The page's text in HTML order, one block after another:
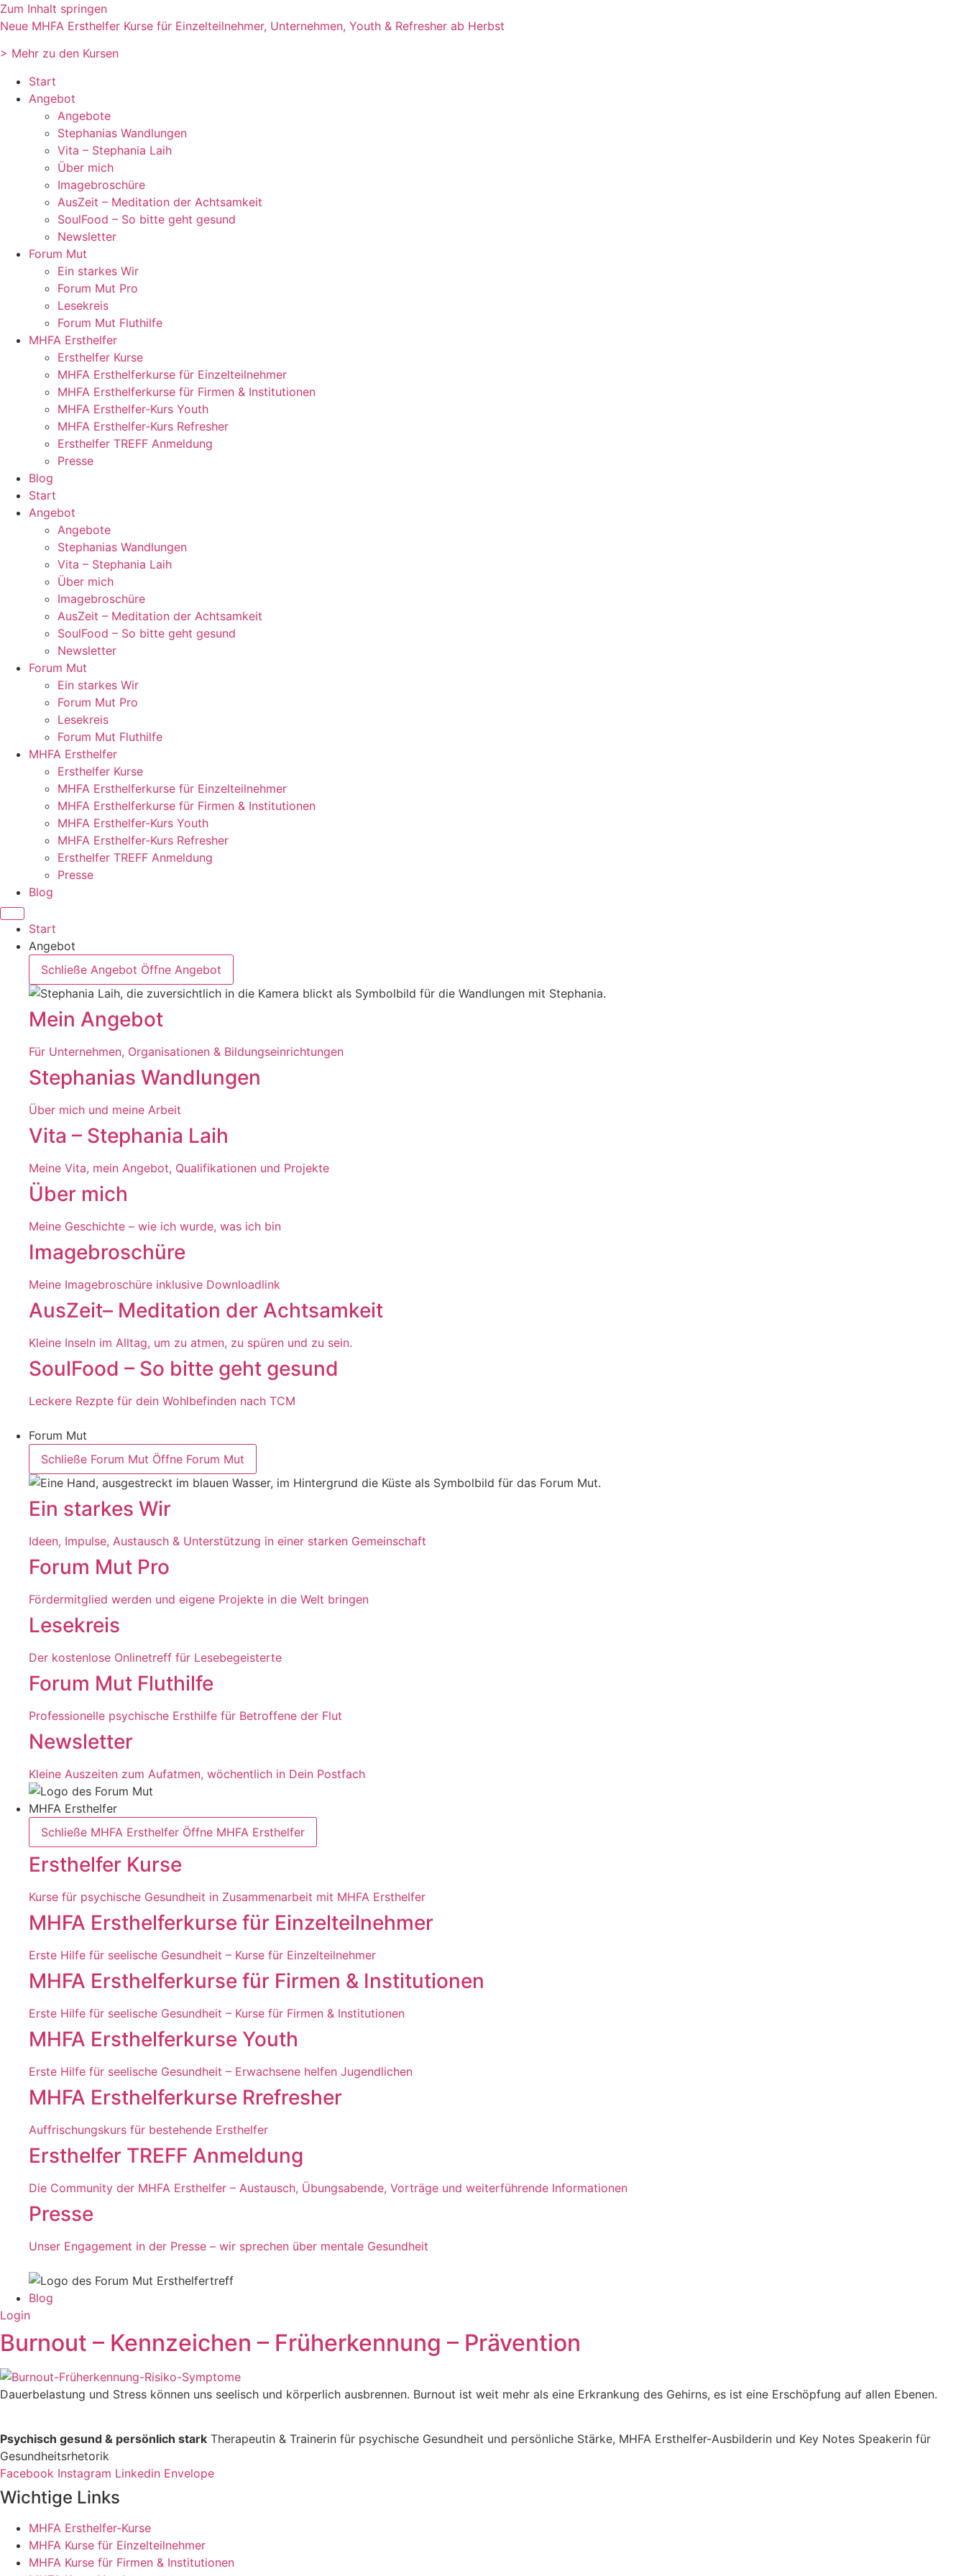
Zum Inhalt springen
Neue MHFA Ersthelfer Kurse für Einzelteilnehmer, Unternehmen, Youth & Refresher ab Herbst
> Mehr zu den Kursen
Start
Angebot
Angebote
Stephanias Wandlungen
Vita – Stephania Laih
Über mich
Imagebroschüre
AusZeit – Meditation der Achtsamkeit
SoulFood – So bitte geht gesund
Newsletter
Forum Mut
Ein starkes Wir
Forum Mut Pro
Lesekreis
Forum Mut Fluthilfe
MHFA Ersthelfer
Ersthelfer Kurse
MHFA Ersthelferkurse für Einzelteilnehmer
MHFA Ersthelferkurse für Firmen & Institutionen
MHFA Ersthelfer-Kurs Youth
MHFA Ersthelfer-Kurs Refresher
Ersthelfer TREFF Anmeldung
Presse
Blog
Start
Angebot
Angebote
Stephanias Wandlungen
Vita – Stephania Laih
Über mich
Imagebroschüre
AusZeit – Meditation der Achtsamkeit
SoulFood – So bitte geht gesund
Newsletter
Forum Mut
Ein starkes Wir
Forum Mut Pro
Lesekreis
Forum Mut Fluthilfe
MHFA Ersthelfer
Ersthelfer Kurse
MHFA Ersthelferkurse für Einzelteilnehmer
MHFA Ersthelferkurse für Firmen & Institutionen
MHFA Ersthelfer-Kurs Youth
MHFA Ersthelfer-Kurs Refresher
Ersthelfer TREFF Anmeldung
Presse
Blog
Start
Angebot
Schließe Angebot Öffne Angebot
Mein Angebot
Für Unternehmen, Organisationen & Bildungseinrichtungen
Stephanias Wandlungen
Über mich und meine Arbeit
Vita – Stephania Laih
Meine Vita, mein Angebot, Qualifikationen und Projekte
Über mich
Meine Geschichte – wie ich wurde, was ich bin
Imagebroschüre
Meine Imagebroschüre inklusive Downloadlink
AusZeit– Meditation der Achtsamkeit
Kleine Inseln im Alltag, um zu atmen, zu spüren und zu sein.
SoulFood – So bitte geht gesund
Leckere Rezpte für dein Wohlbefinden nach TCM
Forum Mut
Schließe Forum Mut Öffne Forum Mut
Ein starkes Wir
Ideen, Impulse, Austausch & Unterstützung in einer starken Gemeinschaft
Forum Mut Pro
Fördermitglied werden und eigene Projekte in die Welt bringen
Lesekreis
Der kostenlose Onlinetreff für Lesebegeisterte
Forum Mut Fluthilfe
Professionelle psychische Ersthilfe für Betroffene der Flut
Newsletter
Kleine Auszeiten zum Aufatmen, wöchentlich in Dein Postfach
MHFA Ersthelfer
Schließe MHFA Ersthelfer Öffne MHFA Ersthelfer
Ersthelfer Kurse
Kurse für psychische Gesundheit in Zusammenarbeit mit MHFA Ersthelfer
MHFA Ersthelferkurse für Einzelteilnehmer
Erste Hilfe für seelische Gesundheit – Kurse für Einzelteilnehmer
MHFA Ersthelferkurse für Firmen & Institutionen
Erste Hilfe für seelische Gesundheit – Kurse für Firmen & Institutionen
MHFA Ersthelferkurse Youth
Erste Hilfe für seelische Gesundheit – Erwachsene helfen Jugendlichen
MHFA Ersthelferkurse Rrefresher
Auffrischungskurs für bestehende Ersthelfer
Ersthelfer TREFF Anmeldung
Die Community der MHFA Ersthelfer – Austausch, Übungsabende, Vorträge und weiterführende Informationen
Presse
Unser Engagement in der Presse – wir sprechen über mentale Gesundheit
Blog
Login
Burnout – Kennzeichen – Früherkennung – Prävention
Dauerbelastung und Stress können uns seelisch und körperlich ausbrennen. Burnout ist weit mehr als eine Erkrankung des Gehirns, es ist eine Erschöpfung auf allen Ebenen.
Psychisch gesund & persönlich stark Therapeutin & Trainerin für psychische Gesundheit und persönliche Stärke, MHFA Ersthelfer-Aus­bild­er­in und Key Notes Speakerin für
Gesundheits­rhetorik
Facebook Instagram Linkedin Envelope
Wichtige Links
MHFA Ersthelfer-Kurse
MHFA Kurse für Einzelteilnehmer
MHFA Kurse für Firmen & Institutionen